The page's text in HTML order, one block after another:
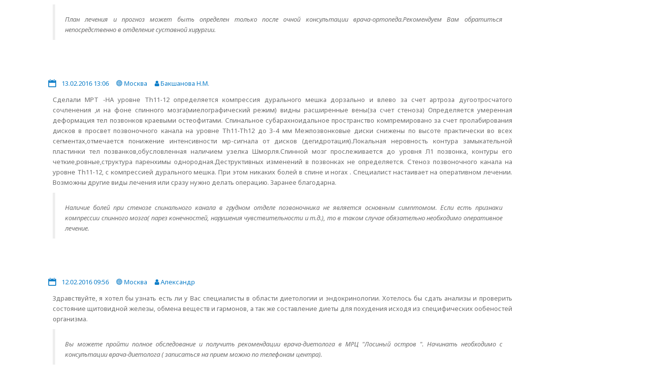
План лечения и прогноз может быть определен только после очной консультации врача-ортопеда.Рекомендуем Вам обратиться
непосредственно в отделение суставной хирургии.
13.02.2016 13:06 Москва
Бакшанова Н.М.
Сделали МРТ -НА уровне Th11-12 определяется компрессия дурального мешка дорзально и влево за счет артроза дугоотросчатого
сочленения ,и на фоне спинного мозга(миелографический режим) видны расширенные вены(за счет стеноза) Определяется умеренная
деформация тел позвонков краевыми остеофитами. Спинальное субарахноидальное пространство компремировано за счет пролабирования
дисков в просвет позвоночного канала на уровне Th11-Th12 до 3-4 мм Межпозвонковые диски снижены по высоте практически во всех
сегментах,отмечается понижение интенсивности мр-сигнала от дисков (дегидротация).Локальная неровность контура замыкательной
пластинки тел позванков,обусловленная наличием узелка Шморля.Спинной мозг прослеживается до уровня Л1 позвонка, контуры его
четкие,ровные,структура паренхимы однородная.Деструктивных изменений в позвонках не определяется. Стеноз позвоночного канала на
уровне Th11-12, с компрессией дурального мешка. При этом никаких болей в спине и ногах . Специалист настаивает на оперативном лечении.
Возможны другие виды лечения или сразу нужно делать операцию. Заранее благодарна.
Наличие болей при стенозе спинального канала в грудном отделе позвоночника не является основным симптомом. Если есть признаки
компрессии спинного мозга( парез конечностей, нарушения чувствительности и т.д.), то в таком случае обязательно необходимо оперативное
лечение.
12.02.2016 09:56 Москва
Александр
Здравствуйте, я хотел бы узнать есть ли у Вас специалисты в области диетологии и эндокринологии. Хотелось бы сдать анализы и проверить
состояние щитовидной железы, обмена веществ и гармонов, а так же составление диеты для похудения исходя из специфических ообеностей
организма.
Вы можете пройти полное обследование и получить рекомендации врача-диетолога в МРЦ "Лосиный остров ". Начинать необходимо с
консультации врача-диетолога ( записаться на прием можно по телефонам центра).